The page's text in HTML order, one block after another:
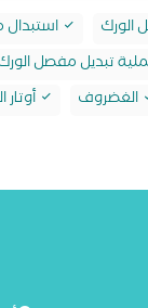
تبديل مفصل
الغضروف